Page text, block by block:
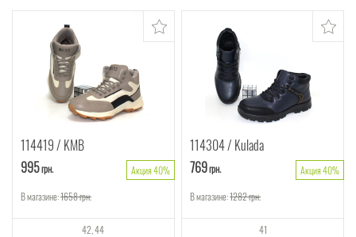
114419 KMB
995грн.
Акция 40%
В магазине:1658грн.
42 44
114304 Kulada
769грн.
Акция 40%
В магазине:1282грн.
41